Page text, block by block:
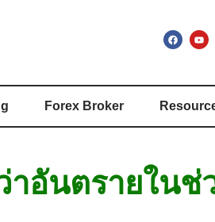
Forex Broker
าอันตรายในช่